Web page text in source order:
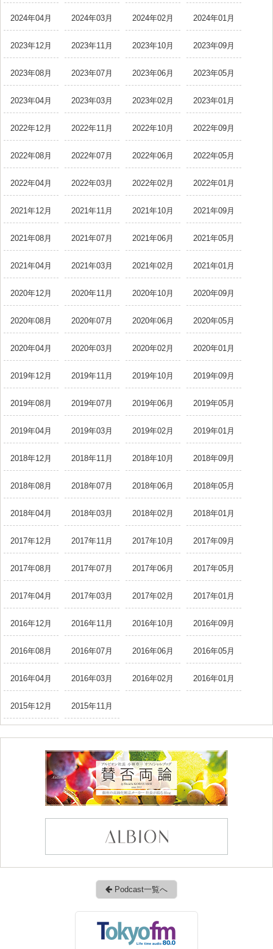
2024年04月 2024年03月 2024年02月 2024年01月
2023年12月 2023年11月 2023年10月 2023年09月
2023年08月 2023年07月 2023年06月 2023年05月
2023年04月 2023年03月 2023年02月 2023年01月
2022年12月 2022年11月 2022年10月 2022年09月
2022年08月 2022年07月 2022年06月 2022年05月
2022年04月 2022年03月 2022年02月 2022年01月
2021年12月 2021年11月 2021年10月 2021年09月
2021年08月 2021年07月 2021年06月 2021年05月
2021年04月 2021年03月 2021年02月 2021年01月
2020年12月 2020年11月 2020年10月 2020年09月
2020年08月 2020年07月 2020年06月 2020年05月
2020年04月 2020年03月 2020年02月 2020年01月
2019年12月 2019年11月 2019年10月 2019年09月
2019年08月 2019年07月 2019年06月 2019年05月
2019年04月 2019年03月 2019年02月 2019年01月
2018年12月 2018年11月 2018年10月 2018年09月
2018年08月 2018年07月 2018年06月 2018年05月
2018年04月 2018年03月 2018年02月 2018年01月
2017年12月 2017年11月 2017年10月 2017年09月
2017年08月 2017年07月 2017年06月 2017年05月
2017年04月 2017年03月 2017年02月 2017年01月
2016年12月 2016年11月 2016年10月 2016年09月
2016年08月 2016年07月 2016年06月 2016年05月
2016年04月 2016年03月 2016年02月 2016年01月
2015年12月 2015年11月
Podcast一覧へ